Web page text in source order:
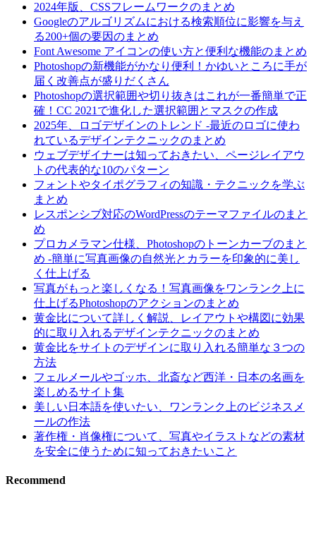
2024年版、CSSフレームワークのまとめ
Googleのアルゴリズムにおける検索順位に影響を与え
る200+個の要因のまとめ
Font Awesome アイコンの使い方と便利な機能のまとめ
Photoshopの新機能がかなり便利！かゆいところに手が
届く改善点が盛りだくさん
Photoshopの選択範囲や切り抜きはこれが一番簡単で正
確！CC 2021で進化した選択範囲とマスクの作成
2025年、ロゴデザインのトレンド -最近のロゴに使わ
れているデザインテクニックのまとめ
ウェブデザイナーは知っておきたい、ページレイアウ
トの代表的な10のパターン
フォントやタイポグラフィの知識・テクニックを学ぶ
まとめ
レスポンシブ対応のWordPressのテーマファイルのまと
め
プロカメラマン仕様、Photoshopのトーンカーブのまと
め -簡単に写真画像の自然光とカラーを印象的に美し
く仕上げる
写真がもっと楽しくなる！写真画像をワンランク上に
仕上げるPhotoshopのアクションのまとめ
黄金比について詳しく解説、レイアウトや構図に効果
的に取り入れるデザインテクニックのまとめ
黄金比をサイトのデザインに取り入れる簡単な３つの
方法
フェルメールやゴッホ、北斎など西洋・日本の名画を
楽しめるサイト集
美しい日本語を使いたい、ワンランク上のビジネスメ
ールの作法
著作権・肖像権について、写真やイラストなどの素材
を安全に使うために知っておきたいこと
Recommend